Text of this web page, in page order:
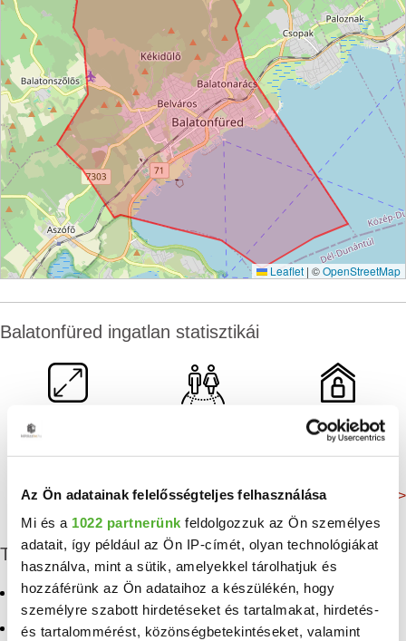
Az Ön adatainak felelősségteljes felhasználása
Mi és a 1022 partnerünk feldolgozzuk az Ön személyes
adatait, így például az Ön IP-címét, olyan technológiákat
használva, mint a sütik, amelyekkel tárolhatjuk és
hozzáférünk az Ön adataihoz a készülékén, hogy
személyre szabott hirdetéseket és tartalmakat, hirdetés-
és tartalommérést, közönségbetekintéseket, valamint
Leaflet | ©OpenStreetMap
Balatonfüred ingatlan statisztikái
Átlagos alapterület Összes lakás
6 060 db
Még több adat >
További eladó ingatlanok
Eladó telek Balatonfüred
Eladó nyaraló Balatonfüred
Eladó ingatlan Vaszar
Eladó ingatlan Csopak